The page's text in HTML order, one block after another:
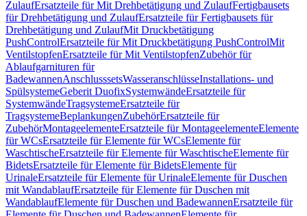
ZulaufErsatzteile für Mit Drehbetätigung und ZulaufFertigbausets
für Drehbetätigung und ZulaufErsatzteile für Fertigbausets für
Drehbetätigung und ZulaufMit Druckbetätigung
PushControlErsatzteile für Mit Druckbetätigung PushControlMit
VentilstopfenErsatzteile für Mit VentilstopfenZubehör für
Ablaufgarnituren für
BadewannenAnschlusssetsWasseranschlüsseInstallations- und
SpülsystemeGeberit DuofixSystemwändeErsatzteile für
SystemwändeTragsystemeErsatzteile für
TragsystemeBeplankungenZubehörErsatzteile für
ZubehörMontageelementeErsatzteile für MontageelementeElemente
für WCsErsatzteile für Elemente für WCsElemente für
WaschtischeErsatzteile für Elemente für WaschtischeElemente für
BidetsErsatzteile für Elemente für BidetsElemente für
UrinaleErsatzteile für Elemente für UrinaleElemente für Duschen
mit WandablaufErsatzteile für Elemente für Duschen mit
WandablaufElemente für Duschen und BadewannenErsatzteile für